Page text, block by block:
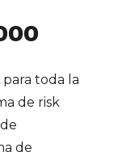
toda la
de risk
de